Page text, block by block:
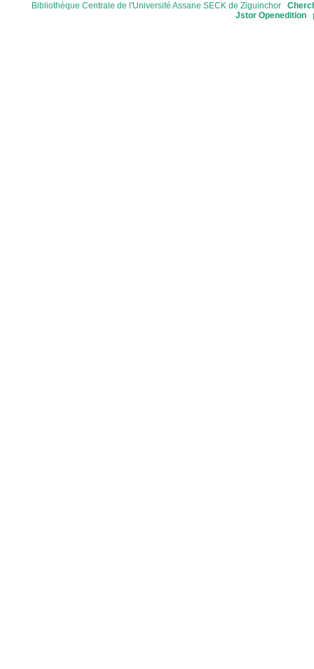
Bibliothèque Centrale de l'Université Assane SECK de Ziguinchor
Jstor Openedition